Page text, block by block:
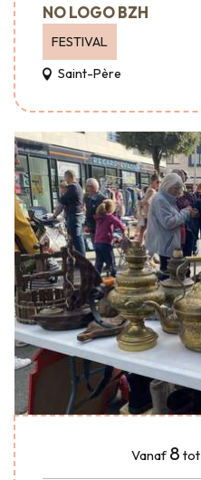
NO LOGO BZH
FESTIVAL
Saint-Père
Vanaf 8 tot